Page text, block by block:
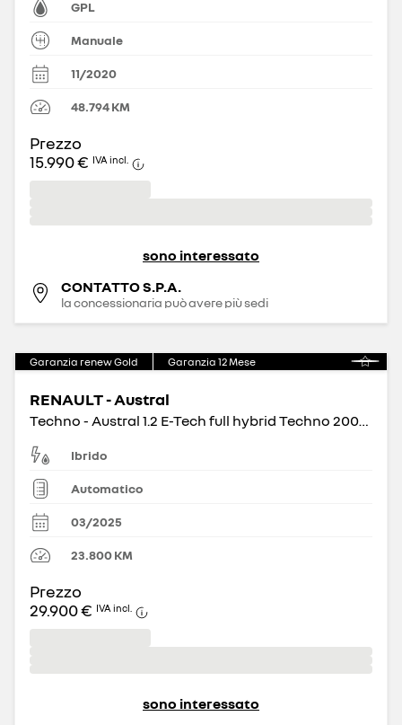
GPL
Manuale
11/2020
48.794KM
Prezzo
15.990 € IVA incl.
sono interessato
CONTATTO S.P.A.
la concessionaria può avere più sedi
Garanzia renew Gold Garanzia 12Mese
RENAULT - Austral
Techno - Austral 1.2 E-Tech full hybrid Techno 200cv auto
Ibrido
Automatico
03/2025
23.800KM
Prezzo
29.900 € IVA incl.
sono interessato